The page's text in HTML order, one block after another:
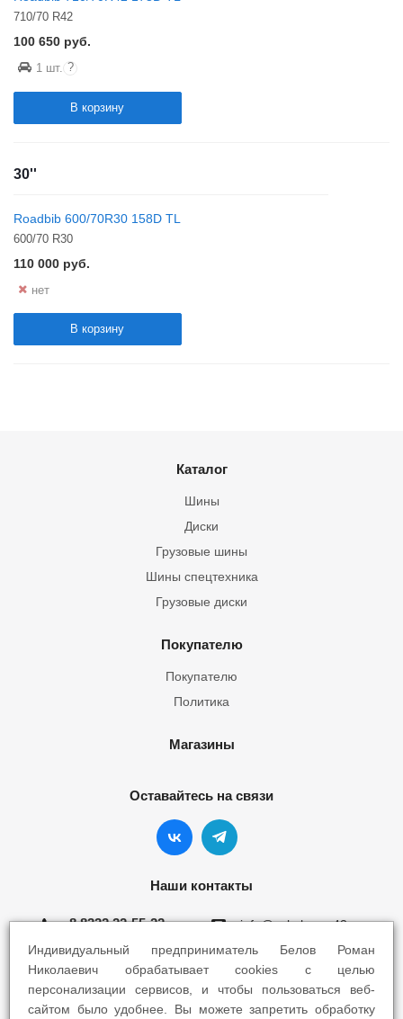
710/70 R42
100 650 руб.
1 шт. ?
В корзину
30''
Roadbib 600/70R30 158D TL
600/70 R30
110 000 руб.
нет
В корзину
Каталог
Шины
Грузовые шины
Шины спецтехника
Диски
Грузовые диски
Покупателю
Покупателю
Политика
Магазины
Оставайтесь на связи
Наши контакты
8 8332 22-55-22 info@yokohama43.ru
Киров, ул. Ломоносова 5Б
Киров, ул. Профсоюзная 7А
Индивидуальный предприниматель Белов Роман
Николаевич обрабатывает cookies с целью
персонализации сервисов, и чтобы пользоваться веб-
сайтом было удобнее. Вы можете запретить обработку